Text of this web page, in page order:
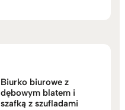
Biurko biurowe z
dębowym blatem i
szafką z szufladami